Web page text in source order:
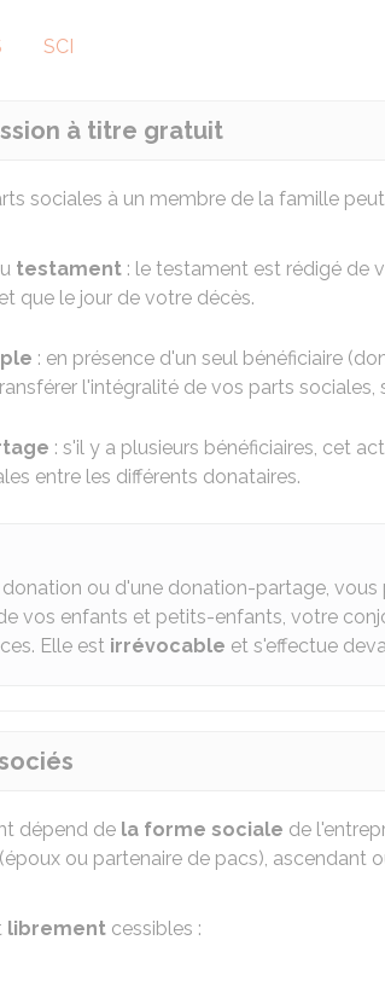
SCI
à titre gratuit
sociales à un membre de la famille
testament : le testament est rédigé de
que le jour de votre décès.
: en présence d'un seul bénéficiaire
l'intégralité de vos parts sociales,
: s'il y a plusieurs bénéficiaires, cet
entre les différents donataires.
donation ou d'une donation-partage,
vos enfants et petits-enfants, votre
Elle est irrévocable et s'effectue
dépend de la forme sociale de
ou partenaire de pacs), ascendant
librement cessibles :